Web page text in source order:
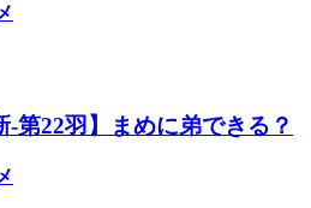
-第22羽】まめに弟できる？